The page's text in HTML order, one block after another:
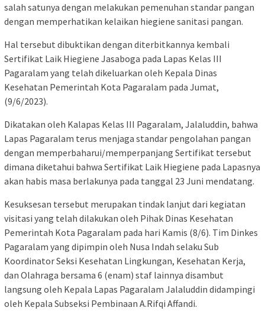
salah satunya dengan melakukan pemenuhan standar pangan
dengan memperhatikan kelaikan hiegiene sanitasi pangan.
Hal tersebut dibuktikan dengan diterbitkannya kembali
Sertifikat Laik Hiegiene Jasaboga pada Lapas Kelas III
Pagaralam yang telah dikeluarkan oleh Kepala Dinas
Kesehatan Pemerintah Kota Pagaralam pada Jumat,
(9/6/2023).
Dikatakan oleh Kalapas Kelas III Pagaralam, Jalaluddin, bahwa
Lapas Pagaralam terus menjaga standar pengolahan pangan
dengan memperbaharui/memperpanjang Sertifikat tersebut
dimana diketahui bahwa Sertifikat Laik Hiegiene pada Lapasnya
akan habis masa berlakunya pada tanggal 23 Juni mendatang.
Kesuksesan tersebut merupakan tindak lanjut dari kegiatan
visitasi yang telah dilakukan oleh Pihak Dinas Kesehatan
Pemerintah Kota Pagaralam pada hari Kamis (8/6). Tim Dinkes
Pagaralam yang dipimpin oleh Nusa Indah selaku Sub
Koordinator Seksi Kesehatan Lingkungan, Kesehatan Kerja,
dan Olahraga bersama 6 (enam) staf lainnya disambut
langsung oleh Kepala Lapas Pagaralam Jalaluddin didampingi
oleh Kepala Subseksi Pembinaan A.Rifqi Affandi.